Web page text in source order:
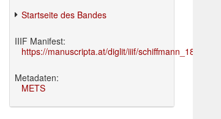
Startseite des Bandes
IIIF Manifest:
https://manuscripta.at/diglit/iiif/schiffmann_1895/
Metadaten:
METS